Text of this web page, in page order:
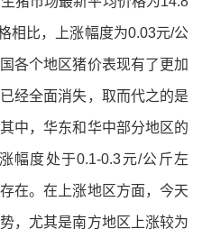
相比，上涨幅度为0.03元/公
各个地区猪价表现有了更加
经全面消失，取而代之的是
中，华东和华中部分地区的
幅度处于0.1-0.3元/公斤左
在。在上涨地区方面，今天
，尤其是南方地区上涨较为